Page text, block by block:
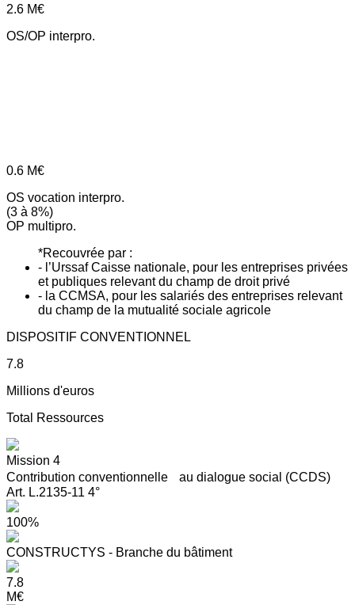
2.6 M€
OS/OP interpro.
0.6 M€
OS vocation interpro.
(3 à 8%)
OP multipro.
*Recouvrée par :
- l’Urssaf Caisse nationale, pour les entreprises privées
et publiques relevant du champ de droit privé
- la CCMSA, pour les salariés des entreprises relevant
du champ de la mutualité sociale agricole
DISPOSITIF CONVENTIONNEL
7.8
Millions d'euros
Total Ressources
Mission 4
Contribution conventionnelle au dialogue social (CCDS)
Art. L.2135-11 4°
100%
CONSTRUCTYS - Branche du bâtiment
7.8
M€